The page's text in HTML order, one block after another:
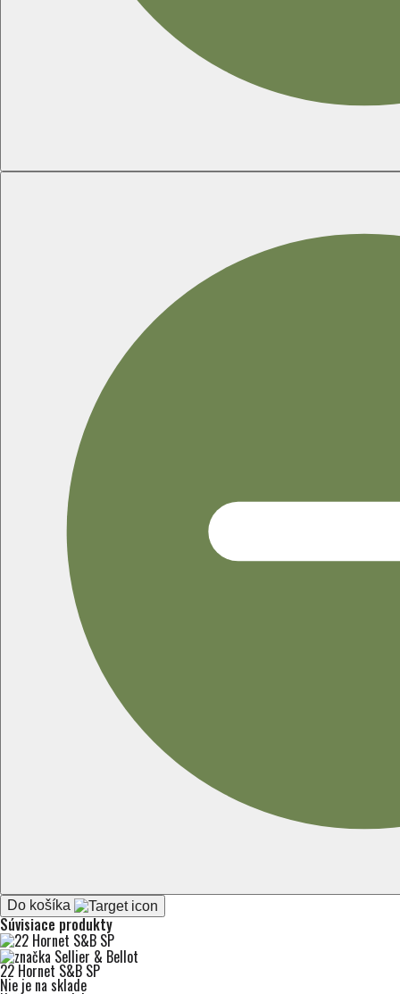
Do košíka
Súvisiace produkty
22 Hornet S&B SP
Nie je na sklade